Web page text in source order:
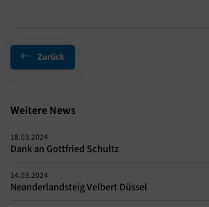
Zurück
Weitere News
18.03.2024
Dank an Gottfried Schultz
14.03.2024
Neanderlandsteig Velbert Düssel